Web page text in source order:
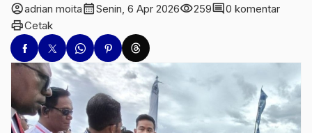
account_circleadrian moitacalendar_monthSenin, 6 Apr 2026visibility259comment0 komentar
printCetak